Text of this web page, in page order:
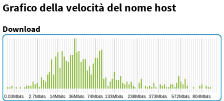
Grafico della velocità del nome host
Download